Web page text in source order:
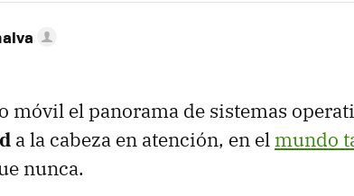
móvil el panorama de sistemas
a la cabeza en atención, en el mundo
nunca.